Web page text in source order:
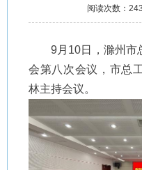
阅读次数： 243
9月10日，滁州市
会第八次会议，市总
林主持会议。